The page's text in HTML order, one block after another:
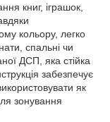
книг, іграшок,
кольору, легко
спальні чи
ДСП, яка стійка
забезпечує
як
зонування